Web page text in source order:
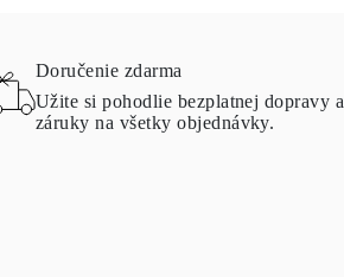
Doručenie zdarma
Užite si pohodlie bezplatnej dopravy a
záruky na všetky objednávky.